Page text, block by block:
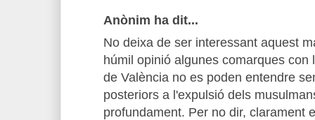
Anònim ha dit...
No deixa de ser interessant aquest
húmil opinió algunes comarques con
de València no es poden entendre
posteriors a l'expulsió dels
profundament. Per no dir, clarament